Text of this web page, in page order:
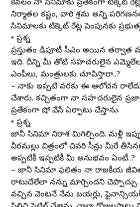
కేవలం నా సినిమాకు ప్రత్యేకంగా టిక్కెట్
నిర్మాతల కష్టం, వారి శ్రమ అన్ని
సినిమాలకు టిక్కెట్ రేట్ల పెంపునకు
• ప్రశ్న
ప్రస్తుతం డిప్యూటీ సీఎం అయిన తర్వాత
ఇది. దీన్ని మీ తోటి సహచరులైన
ఎంపీలు, మంత్రులకు చూపిస్తారా..?
– నాకు ఇప్పటి వరకు ఈ ఆలోచన
చేశారు. కచ్చితంగా నా సహచరులైన
ప్రత్యేకంగా షో వేసే ఏర్పాటు చేస్తాను.
• ప్రశ్న
జానీ సినిమా నిరాశ మిగిల్చింది. మళ్లీ
వీరమల్లు చిత్రంలో చివరి సీన్లు మీరే
అప్పటికీ ఇప్పటికీ మీ అనుభవం ఏంటీ..?
– జానీ సినిమా ఫలితం నా రాజకీయ
రాటుదేలేలా నన్ను మార్చిందని
వచ్చిన వెంటనే నేను బయ్యర్లు,